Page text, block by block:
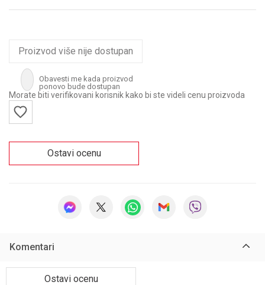
Proizvod više nije dostupan
Obavesti me kada proizvod
ponovo bude dostupan
Morate biti verifikovani korisnik kako bi ste videli cenu proizvoda
Ostavi ocenu
Komentari
Ostavi ocenu